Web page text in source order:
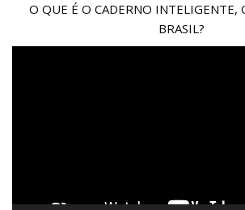
O QUE É O CADERNO INTELIGENTE,
BRASIL?